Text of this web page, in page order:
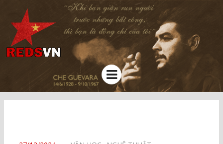
Kênh chia sẻ tri thức cộng đồng
Menu